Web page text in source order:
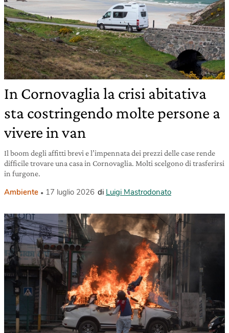
In Cornovaglia la crisi abitativa
sta costringendo molte persone a
vivere in van
Il boom degli affitti brevi e l’impennata dei prezzi delle case rende
difficile trovare una casa in Cornovaglia. Molti scelgono di trasferirsi
in furgone.
Ambiente 17 luglio 2026 di Luigi Mastrodonato